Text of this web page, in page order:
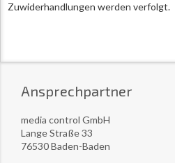
Zuwiderhandlungen werden verfolgt.
Ansprechpartner
media control GmbH
Lange Straße 33
76530 Baden-Baden